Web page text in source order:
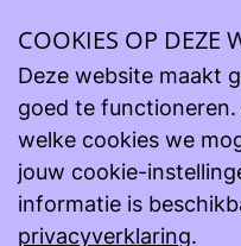
Steun onze projecten
Anamalawi vzw
Anamalawi
COOKIES OP DEZE
Deze website maakt
goed te functioneren.
welke cookies we
jouw cookie-
informatie is
privacyverklaring.